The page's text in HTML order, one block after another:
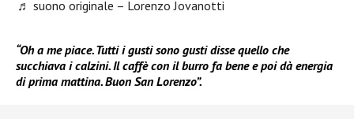
♬ suono originale – Lorenzo Jovanotti
“Oh a me piace. Tutti i gusti sono gusti disse quello che
succhiava i calzini. Il caffè con il burro fa bene e poi dà energia
di prima mattina. Buon San Lorenzo”.